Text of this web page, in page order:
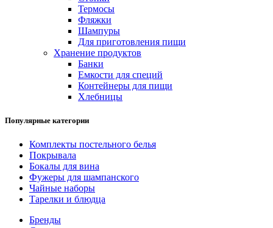
Термосы
Фляжки
Шампуры
Для приготовления пищи
Хранение продуктов
Банки
Емкости для специй
Контейнеры для пищи
Хлебницы
Популярные категории
Комплекты постельного белья
Покрывала
Бокалы для вина
Фужеры для шампанского
Чайные наборы
Тарелки и блюдца
Бренды